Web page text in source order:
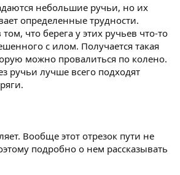
небольшие ручьи, но их
определенные трудности.
что берега у этих ручьев что-то
с илом. Получается такая
можно провалиться по колено.
ручьи лучше всего подходят
Вообще этот отрезок пути не
подробно о нем рассказывать